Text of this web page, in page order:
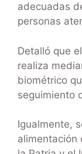
adecuadas
personas
Detalló que
realiza
biométrico
seguimiento
Igualmente,
alimentación